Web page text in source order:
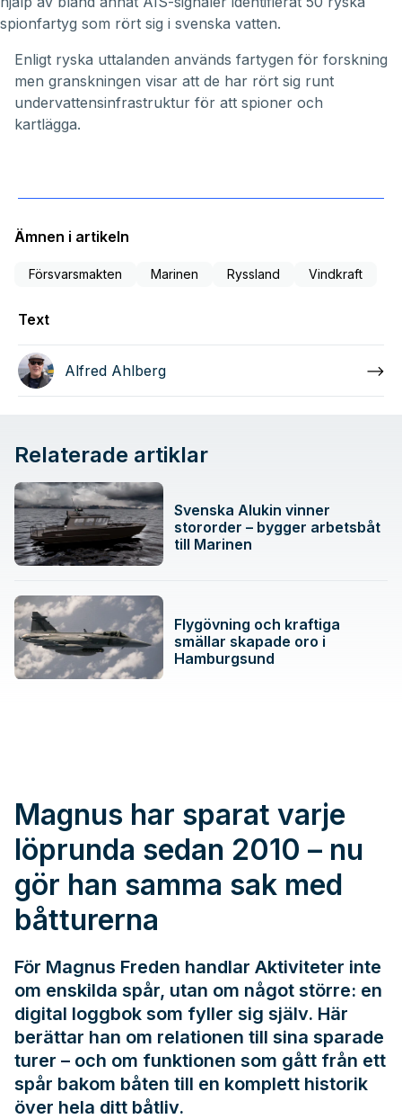
spionfartyg som rört sig i svenska vatten.
Enligt ryska uttalanden används fartygen för forskning
men granskningen visar att de har rört sig runt
undervattensinfrastruktur för att spioner och
kartlägga.
Ämnen i artikeln
Försvarsmakten Marinen Ryssland Vindkraft
Text
Alfred Ahlberg
Relaterade artiklar
Svenska Alukin vinner
stororder – bygger arbetsbåt
till Marinen
Flygövning och kraftiga
smällar skapade oro i
Hamburgsund
Magnus har sparat varje
löprunda sedan 2010 – nu
gör han samma sak med
båtturerna
För Magnus Freden handlar Aktiviteter inte
om enskilda spår, utan om något större: en
digital loggbok som fyller sig själv. Här
berättar han om relationen till sina sparade
turer – och om funktionen som gått från ett
spår bakom båten till en komplett historik
över hela ditt båtliv.